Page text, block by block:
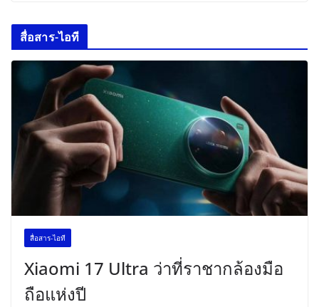
สื่อสาร-ไอที
สื่อสาร-ไอที
Xiaomi 17 Ultra ว่าที่ราชากล้องมือ
ถือแห่งปี